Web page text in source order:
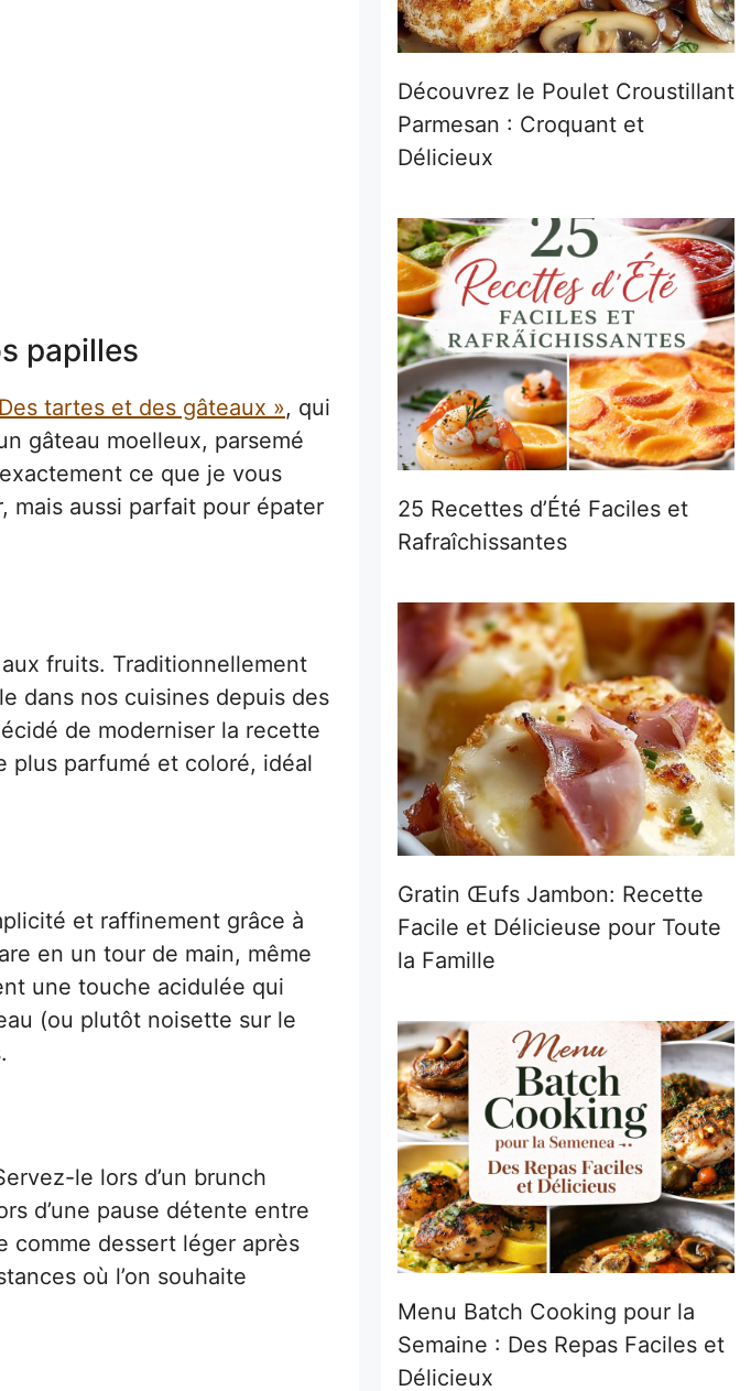
papilles
tartes et des gâteaux », qui
gâteau moelleux, parsemé
ce que je vous
mais aussi parfait pour épater
fruits. Traditionnellement
dans nos cuisines depuis des
de moderniser la recette
plus parfumé et coloré, idéal
et raffinement grâce à
en un tour de main, même
une touche acidulée qui
(ou plutôt noisette sur le
le lors d’un brunch
d’une pause détente entre
comme dessert léger après
où l’on souhaite
Découvrez le Poulet Croustillant
Parmesan : Croquant et
Délicieux
25 Recettes d’Été Faciles et
Rafraîchissantes
Gratin Œufs Jambon: Recette
Facile et Délicieuse pour Toute
la Famille
Menu Batch Cooking pour la
Semaine : Des Repas Faciles et
Délicieux